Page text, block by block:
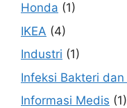
Honda (1)
IKEA (4)
Industri (1)
Infeksi Bakteri
Informasi Medis (1)